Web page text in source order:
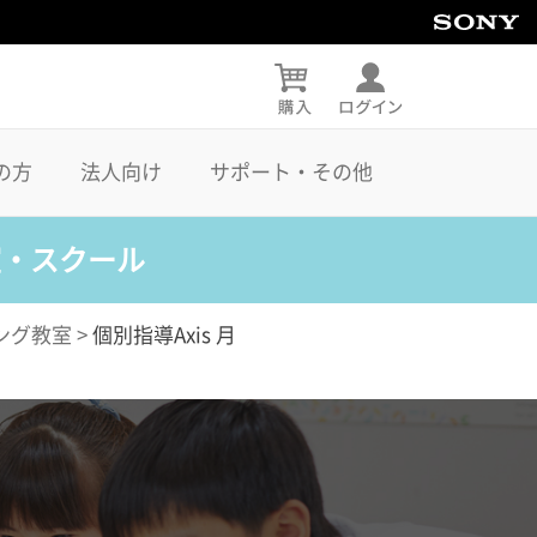
方 法人向け サポート・その他
スクール
グ教室 > 個別指導Axis 月